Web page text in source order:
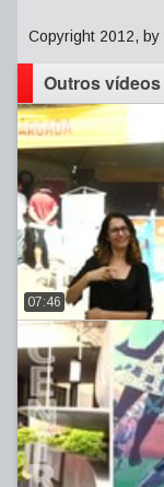
Copyright 2012,
Outros
07:46